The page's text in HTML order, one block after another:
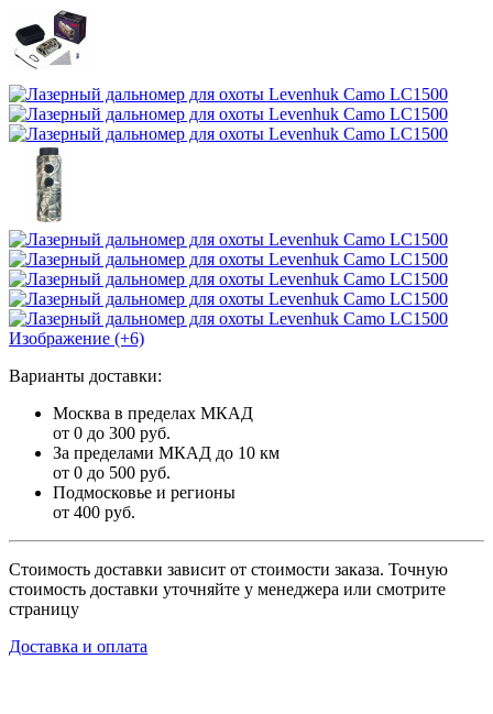
Изображение (+6)
Варианты доставки:
Москва в пределах МКАД
от 0 до 300 руб.
За пределами МКАД до 10 км
от 0 до 500 руб.
Подмосковье и регионы
от 400 руб.
Стоимость доставки зависит от стоимости заказа. Точную
стоимость доставки уточняйте у менеджера или смотрите
страницу
Доставка и оплата